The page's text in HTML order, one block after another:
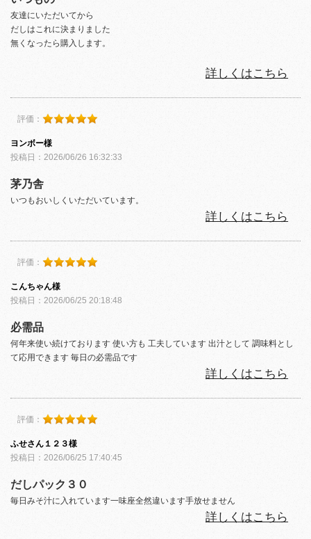
友達にいただいてから
だしはこれに決まりました
無くなったら購入します。
詳しくはこちら
評価：
ヨンボー様
投稿日：2026/06/26 16:32:33
茅乃舎
いつもおいしくいただいています。
詳しくはこちら
評価：
こんちゃん様
投稿日：2026/06/25 20:18:48
必需品
何年来使い続けております 使い方も 工夫しています 出汁として 調味料とし
て応用できます 毎日の必需品です
詳しくはこちら
評価：
ふせさん１２３様
投稿日：2026/06/25 17:40:45
だしパック３０
毎日みそ汁に入れています一味座全然違います手放せません
詳しくはこちら